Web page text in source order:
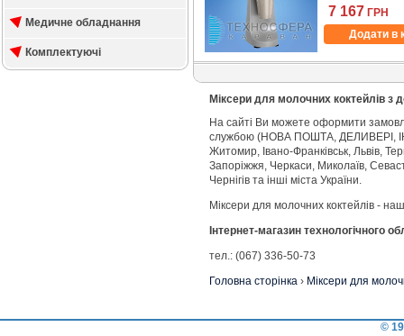
Медичне обладнання
Комплектуючі
7 167 ГРН
Додати в
Міксери для молочних коктейлів з
На сайті Ви можете оформити
службою (НОВА ПОШТА, ДЕЛИВЕРІ,
Житомир, Івано-Франківськ, Львів,
Запоріжжя, Черкаси, Миколаїв,
Чернігів та інші міста України.
Міксери для молочних коктейлів -
Інтернет-магазин технологічного
тел.: (067) 336-50-73
Головна сторінка › Міксери для
©